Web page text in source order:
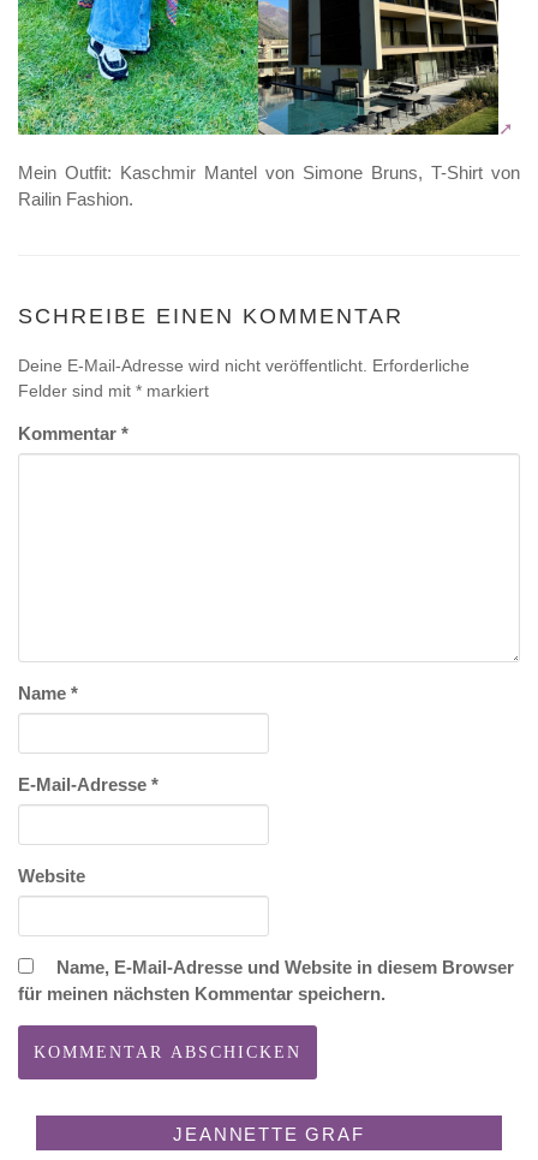
Mein Outfit: Kaschmir Mantel von Simone Bruns, T-Shirt von
Railin Fashion.
SCHREIBE EINEN KOMMENTAR
Deine E-Mail-Adresse wird nicht veröffentlicht. Erforderliche
Felder sind mit * markiert
Kommentar *
Name *
E-Mail-Adresse *
Website
Name, E-Mail-Adresse und Website in diesem Browser
für meinen nächsten Kommentar speichern.
JEANNETTE GRAF